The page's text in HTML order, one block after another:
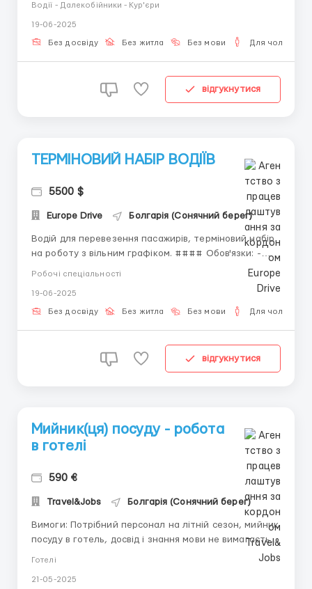
Доступні країни для перевезень на даний момент:
Польща, Болгарія, Хорватія, Словенія, Німеччина.
Водії - Далекобійники - Кур'єри
19-06-2025
Без досвіду Без житла Без мови Для чоловіків
відгукнутися
ТЕРМІНОВИЙ НАБІР ВОДІЇВ
5500 $
Europe Drive Болгарія (Сонячний берег)
Водій для перевезення пасажирів, терміновий набір
на роботу з вільним графіком. #### Обов'язки: -
Перевезення пасажирів (мігрантів) на відстань від
Забезпечення безпеки і збереження пасажирів під
час поїздки. - Своєчасна і точна доставка пасажирів
Робочі спеціальності
19-06-2025
Без досвіду Без житла Без мови Для чоловіків
відгукнутися
Мийник(ця) посуду - робота
в готелі
590 €
Travel&Jobs Болгарія (Сонячний берег)
Вимоги: Потрібний персонал на літній сезон, мийник
посуду в готель, досвід і знання мови не вимагається
годин 6 днів на тиждень ЖИТЛО ТА ХАРЧУВАННЯ
Готелі
21-05-2025